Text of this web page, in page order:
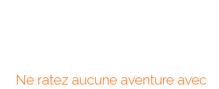
Kyoto
Ne ratez aucune aventure avec